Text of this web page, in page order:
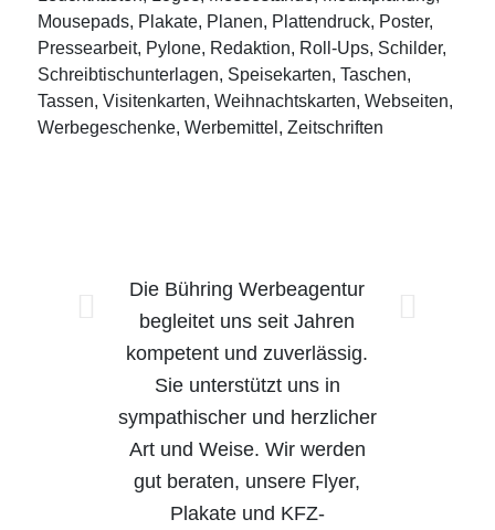
Mousepads, Plakate, Planen, Plattendruck, Poster,
Pressearbeit, Pylone, Redaktion, Roll-Ups, Schilder,
Schreibtischunterlagen, Speisekarten, Taschen,
Tassen, Visitenkarten, Weihnachtskarten, Webseiten,
Werbegeschenke, Werbemittel, Zeitschriften
Die Bühring Werbeagentur
begleitet uns seit Jahren
kompetent und zuverlässig.
Sie unterstützt uns in
sympathischer und herzlicher
Art und Weise. Wir werden
gut beraten, unsere Flyer,
Plakate und KFZ-
Weiter